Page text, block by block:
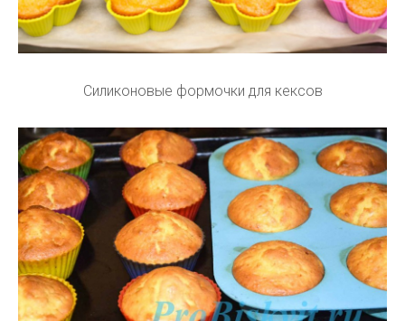
Силиконовые формочки для кексов